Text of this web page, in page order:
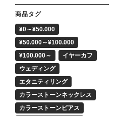
商品タグ
¥0～¥50.000
¥50.000～¥100.000
¥100.000～
イヤーカフ
ウェディング
エタニティリング
カラーストーンネックレス
カラーストーンピアス